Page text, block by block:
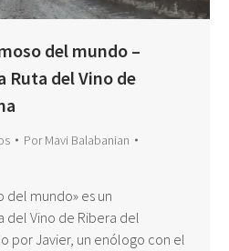
del mundo –
Ruta del Vino de
PorMavi Balabanian
del mundo» es un
del Vino de Ribera del
por Javier, un enólogo con el